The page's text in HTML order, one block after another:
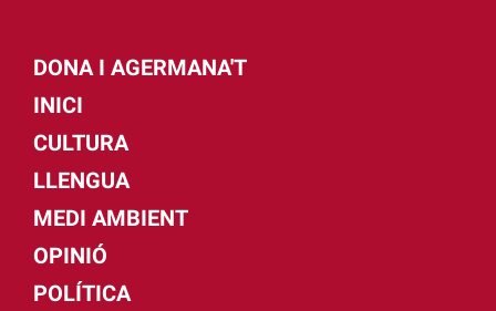
DONA I AGERMANA'T
INICI
CULTURA
LLENGUA
MEDI AMBIENT
OPINIÓ
POLÍTICA